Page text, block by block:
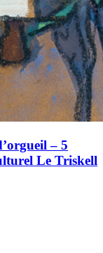
– 5
Le Triskell